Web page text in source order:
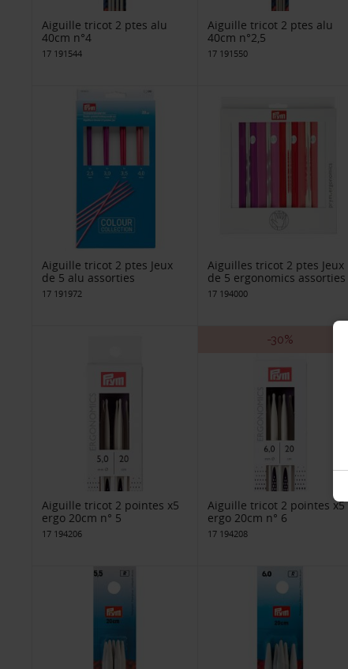
Aiguille tricot 2 ptes alu
40cm n°4
17 191544
Aiguille tricot 2 ptes alu
40cm n°2,5
17 191550
Aiguille tricot 2 ptes Jeux
de 5 alu assorties
17 191972
Aiguilles tricot 2 ptes Jeux
de 5 ergonomics assorties
17 194000
Aiguille tricot 2 pointes x5
ergo 20cm n° 5
17 194206
-30%
Aiguille tricot 2 pointes x5
ergo 20cm n° 6
17 194208